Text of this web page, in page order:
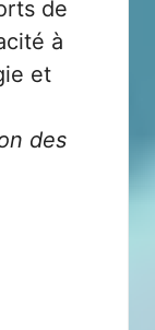
de
à
et
des